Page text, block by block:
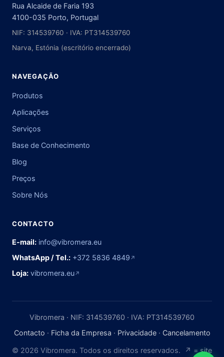
Rua Alcaide de Faria 193
4100-035 Porto, Portugal
NIF: 314539760 · IVA: PT314539760
Narva, Estónia (escritório encerrado)
NAVEGAÇÃO
Produtos
Aplicações
Serviços
Base de Conhecimento
Blog
Preços
Sobre Nós
CONTACTO
E-mail: info@vibromera.eu
WhatsApp / Tel.: +372 5836 4849 ↗
Loja: vibromera.eu↗
Vibromera · NIF: 314539760 · IVA: PT314539760
Contacto · Ficha da Empresa · Privacidade· Cancelamento
© 2026 Vibromera. Todos os direitos reservados. ↗ = site